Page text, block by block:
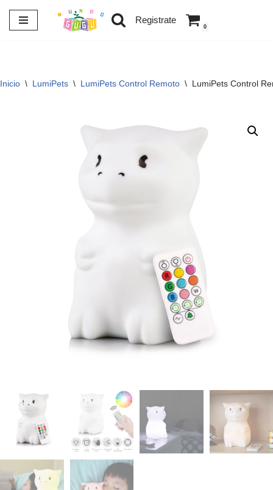
Saltar
Registrate
0
Inicio \ LumiPets \ LumiPets Control Remoto \ LumiPets Control